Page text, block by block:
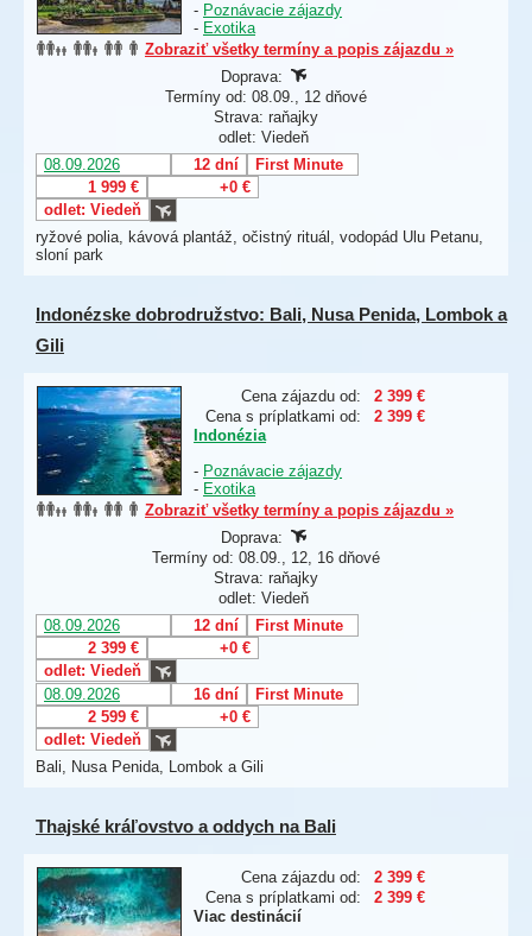
- Poznávacie zájazdy
- Exotika
Zobraziť všetky termíny a popis zájazdu »
Doprava:
Termíny od: 08.09., 12 dňové
Strava: raňajky
odlet: Viedeň
08.09.2026
12 dní
First Minute
1 999 €
+0 €
odlet: Viedeň
ryžové polia, kávová plantáž, očistný rituál, vodopád Ulu Petanu,
sloní park
Indonézske dobrodružstvo: Bali, Nusa Penida, Lombok a
Gili
Cena zájazdu od:
2 399 €
Cena s príplatkami od:
2 399 €
Indonézia
- Poznávacie zájazdy
- Exotika
Zobraziť všetky termíny a popis zájazdu »
Doprava:
Termíny od: 08.09., 12, 16 dňové
Strava: raňajky
odlet: Viedeň
08.09.2026
12 dní
First Minute
2 399 €
+0 €
odlet: Viedeň
08.09.2026
16 dní
First Minute
2 599 €
+0 €
odlet: Viedeň
Bali, Nusa Penida, Lombok a Gili
Thajské kráľovstvo a oddych na Bali
Cena zájazdu od:
2 399 €
Cena s príplatkami od:
2 399 €
Viac destinácií